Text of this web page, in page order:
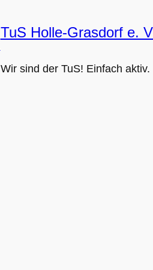
TuS Holle-Grasdorf e.
Wir sind der TuS! Einfach aktiv.